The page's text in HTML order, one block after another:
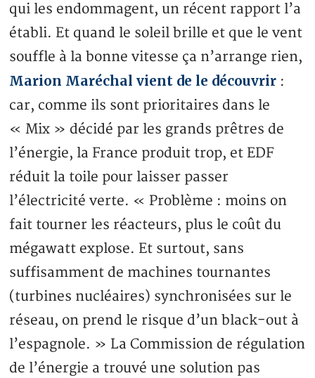
qui les endommagent, un récent rapport l’a
établi. Et quand le soleil brille et que le vent
souffle à la bonne vitesse ça n’arrange rien,
Marion Maréchal vient de le découvrir :
car, comme ils sont prioritaires dans le
« Mix » décidé par les grands prêtres de
l’énergie, la France produit trop, et EDF
réduit la toile pour laisser passer
l’électricité verte. « Problème : moins on
fait tourner les réacteurs, plus le coût du
mégawatt explose. Et surtout, sans
suffisamment de machines tournantes
(turbines nucléaires) synchronisées sur le
réseau, on prend le risque d’un black-out à
l’espagnole. » La Commission de régulation
de l’énergie a trouvé une solution pas